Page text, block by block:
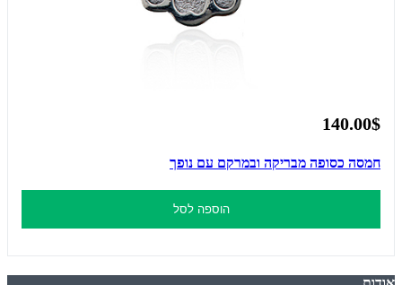
140.00$
חמסה כסופה מבריקה ובמרקם עם נופך
הוספה לסל